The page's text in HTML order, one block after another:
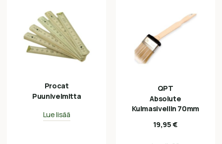
Procat
Puunivelmitta
Lue lisää
QPT
Absolute
Kulmasivellin 70mm
19,95€